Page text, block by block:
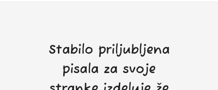
Stabilo priljubljena
pisala za svoje